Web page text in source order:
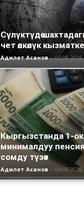
Сүлүктүдө
чет өлкөлүк
Адилет Асанов - 05.08.2026
Кыргызстанда 1-
минималдуу
сомду түзөт
Адилет Асанов - 04.08.2026